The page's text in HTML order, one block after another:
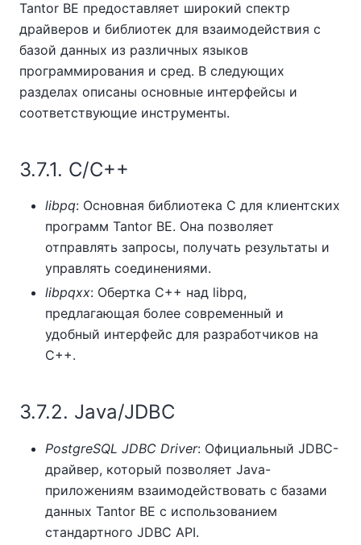
Tantor BE предоставляет широкий спектр
драйверов и библиотек для взаимодействия с
базой данных из различных языков
программирования и сред. В следующих
разделах описаны основные интерфейсы и
соответствующие инструменты.
3.7.1. C/C++
libpq: Основная библиотека C для клиентских
программ Tantor BE. Она позволяет
отправлять запросы, получать результаты и
управлять соединениями.
libpqxx: Обертка C++ над libpq,
предлагающая более современный и
удобный интерфейс для разработчиков на
C++.
3.7.2. Java/JDBC
PostgreSQL JDBC Driver: Официальный JDBC-
драйвер, который позволяет Java-
приложениям взаимодействовать с базами
данных Tantor BE с использованием
стандартного JDBC API.